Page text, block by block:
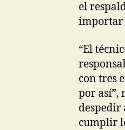
el
importar
“El
con tres
por así”,
despedir
cumplir